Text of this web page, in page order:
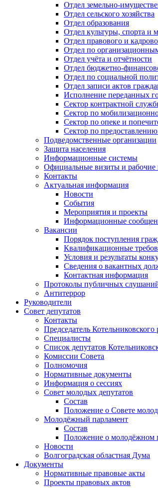
Отдел земельно-
Отдел сельского хозяйства
Отдел образования
Отдел культуры, спорта и
Отдел правового и
Отдел по
Отдел учёта и отчётности
Отдел бюджетно-
Отдел по социальной
Отдел записи актов
Исполнение переданных
Сектор контрактной
Сектор по
Сектор по опеке и
Сектор по
Подведомственные организации
Защита населения
Информационные системы
Официальные визиты и рабочие
Контакты
Актуальная информация
Новости
События
Мероприятия и проекты
Информационные
Вакансии
Порядок поступления
Квалификационные
Условия и результаты
Сведения о вакантных
Контактная информация
Протоколы публичных
Антитеррор
Руководители
Совет депутатов
Контакты
Председатель
Специалисты
Список депутатов
Комиссии Совета
Полномочия
Нормативные документы
Информация о сессиях
Совет молодых депутатов
Состав
Положение о Совете
Молодёжный парламент
Состав
Положение о молодёжном
Новости
Волгоградская областная Дума
Документы
Нормативные правовые акты
Проекты правовых актов